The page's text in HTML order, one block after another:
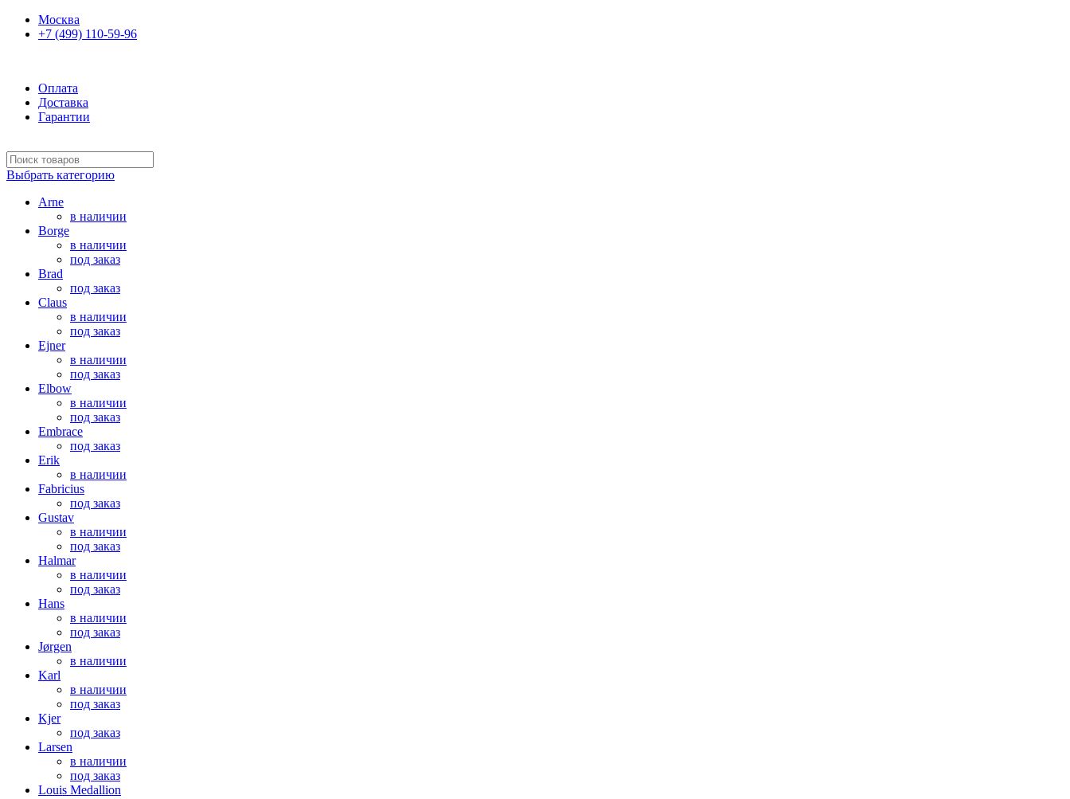
Москва
+7 (499) 110-59-96
Оплата
Доставка
Гарантии
Выбрать категорию
Arne
в наличии
Borge
в наличии
под заказ
Brad
под заказ
Claus
в наличии
под заказ
Ejner
в наличии
под заказ
Elbow
в наличии
под заказ
Embrace
под заказ
Erik
в наличии
Fabricius
под заказ
Gustav
в наличии
под заказ
Halmar
в наличии
под заказ
Hans
в наличии
под заказ
Jørgen
в наличии
Karl
в наличии
под заказ
Kjer
под заказ
Larsen
в наличии
под заказ
Louis Medallion